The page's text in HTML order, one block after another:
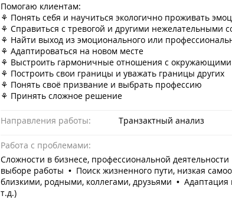
Помогаю клиентам:
⚘ Понять себя и научиться экологично проживать
⚘ Справиться с тревогой и другими нежелательными
⚘ Найти выход из эмоционального или
⚘ Адаптироваться на новом месте
⚘ Выстроить гармоничные отношения с окружающими
⚘ Построить свои границы и уважать границы других
⚘ Понять своё призвание и выбрать профессию
⚘ Принять сложное решение
Направления работы: Транзактный анализ
Работа с проблемами:
Сложности в бизнесе, профессиональной
выборе работы • Поиск жизненного пути, низкая
близкими, родными, коллегами, друзьями • Адаптация
т.д.)